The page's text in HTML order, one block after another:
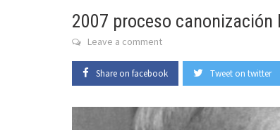
2007 proceso canonización
Leave a comment
Share on facebook Tweet on twitter